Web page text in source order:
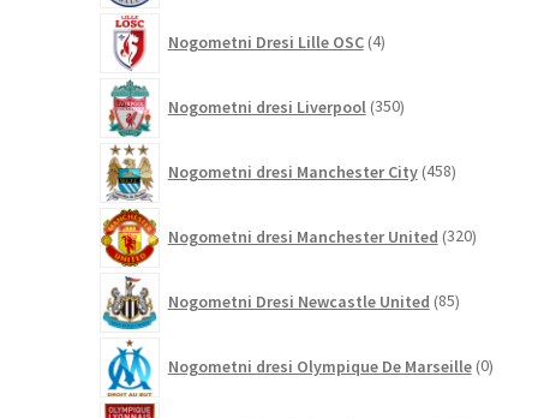
Nogometni Dresi Lille OSC 4izdelki
Nogometni dresi Liverpool 350izdelkov
Nogometni dresi Manchester City 458izdelkov
Nogometni dresi Manchester United 320izdelkov
Nogometni Dresi Newcastle United 85izdelkov
Nogometni dresi Olympique De Marseille 0